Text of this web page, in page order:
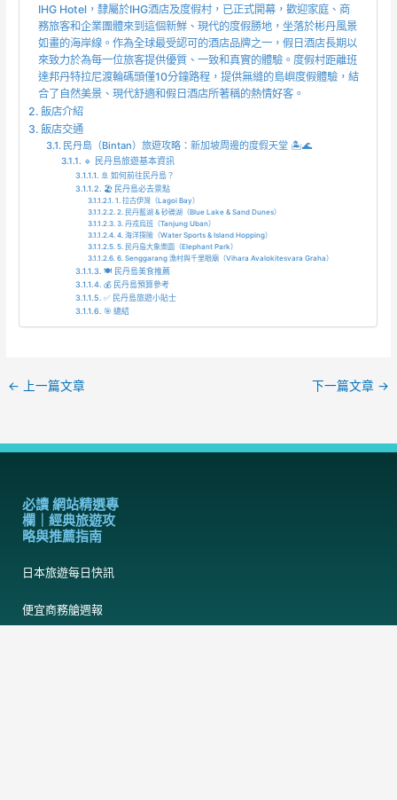
IHG Hotel，隸屬於IHG酒店及度假村，已正式開幕，歡迎家庭、商
務旅客和企業團體來到這個新鮮、現代的度假勝地，坐落於彬丹風景
如畫的海岸線。作為全球最受認可的酒店品牌之一，假日酒店長期以
來致力於為每一位旅客提供優質、一致和真實的體驗。度假村距離班
達邦丹特拉尼渡輪碼頭僅10分鐘路程，提供無縫的島嶼度假體驗，結
合了自然美景、現代舒適和假日酒店所著稱的熱情好客。
飯店介紹
飯店交通
民丹島（Bintan）旅遊攻略：新加坡周邊的度假天堂 🏝️🌊
🔹 民丹島旅遊基本資訊
🚢 如何前往民丹島？
🏖️ 民丹島必去景點
1. 拉古伊灣（Lagoi Bay）
2. 民丹藍湖 & 砂礫湖（Blue Lake & Sand Dunes）
3. 丹戎烏班（Tanjung Uban）
4. 海洋探險（Water Sports & Island Hopping）
5. 民丹島大象樂園（Elephant Park）
6. Senggarang 漁村與千里眼廟（Vihara Avalokitesvara Graha）
🍽️ 民丹島美食推薦
💰 民丹島預算參考
✅ 民丹島旅遊小貼士
🎯 總結
← 上一篇文章 下一篇文章 →
必讀 網站精選專
欄｜經典旅遊攻
略與推薦指南
日本旅遊每日快訊
便宜商務艙週報